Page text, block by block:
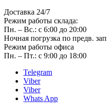
Доставка 24/7
Режим работы склада:
Пн. – Вс.: с 6:00 до 20:00
Ночная погрузка по предв.
Режим работы офиса
Пн. – Пт.: с 9:00 до 18:00
Telegram
Viber
Viber
Whats App